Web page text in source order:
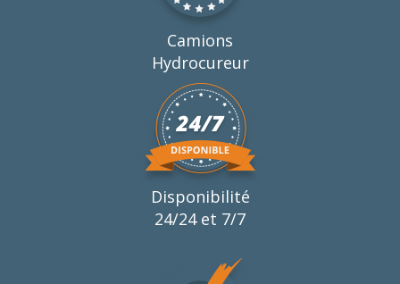
Camions
Hydrocureur
Disponibilité
24/24 et 7/7